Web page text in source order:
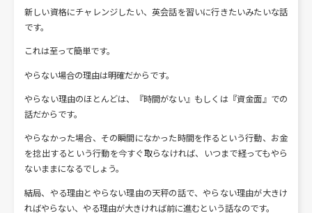
新しい資格にチャレンジしたい、英会話を習いに行きたいみたいな話
です。
これは至って簡単です。
やらない場合の理由は明確だからです。
やらない理由のほとんどは、『時間がない』もしくは『資金面』での
話だからです。
やらなかった場合、その瞬間になかった時間を作るという行動、お金
を捻出するという行動を今すぐ取らなければ、いつまで経ってもやら
ないままになるでしょう。
結局、やる理由とやらない理由の天秤の話で、やらない理由が大きけ
ればやらない、やる理由が大きければ前に進むという話なのです。